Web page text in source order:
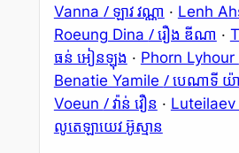
Vanna / ឡាវ វណ្ណា · Lenh
Roeung Dina / រឿង ឌីណា ·
ធន់ អៀនឡុង · Phorn Lyhour
Benatie Yamile / បេណាទី
Voeun / វ៉ាន់ វឿន ·
លូតេឡាយេវ អ៊ូស្មាន